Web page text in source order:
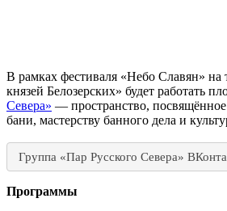
В рамках фестиваля «Небо Славян» на
князей Белозерских» будет работать
Севера» — пространство,
бани, мастерству банного дела и
Группа «Пар Русского Севера»
Программы